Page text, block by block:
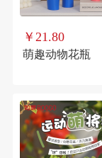
￥21.80
萌趣动物花瓶